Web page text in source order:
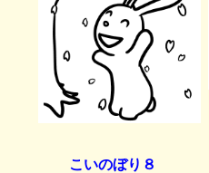
こいのぼり８